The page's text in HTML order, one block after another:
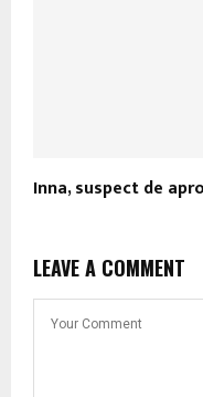
Inna, suspect de
LEAVE A COMMENT